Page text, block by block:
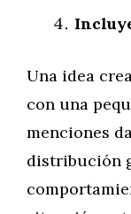
Una idea
con una
menciones
distribución